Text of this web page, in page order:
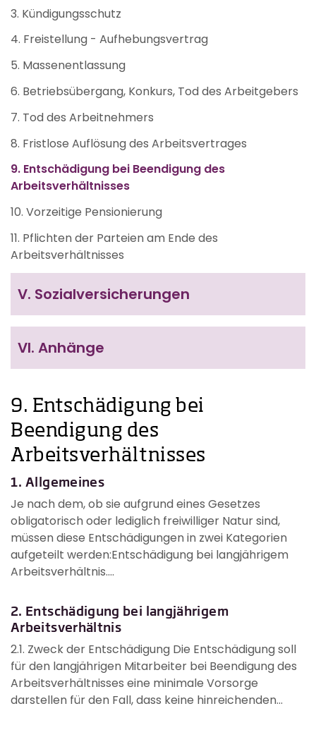
3. Kündigungsschutz
4. Freistellung - Aufhebungsvertrag
5. Massenentlassung
6. Betriebsübergang, Konkurs, Tod des Arbeitgebers
7. Tod des Arbeitnehmers
8. Fristlose Auflösung des Arbeitsvertrages
9. Entschädigung bei Beendigung des
Arbeitsverhältnisses
10. Vorzeitige Pensionierung
11. Pflichten der Parteien am Ende des
Arbeitsverhältnisses
V. Sozialversicherungen
VI. Anhänge
9. Entschädigung bei
Beendigung des
Arbeitsverhältnisses
1. Allgemeines
Je nach dem, ob sie aufgrund eines Gesetzes
obligatorisch oder lediglich freiwilliger Natur sind,
müssen diese Entschädigungen in zwei Kategorien
aufgeteilt werden:Entschädigung bei langjährigem
Arbeitsverhältnis....
2. Entschädigung bei langjährigem
Arbeitsverhältnis
2.1. Zweck der Entschädigung Die Entschädigung soll
für den langjährigen Mitarbeiter bei Beendigung des
Arbeitsverhältnisses eine minimale Vorsorge
darstellen für den Fall, dass keine hinreichenden...